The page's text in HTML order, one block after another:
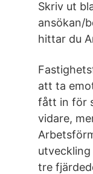
Skriv ut
ansökan/
hittar du
att ta
fått in för
vidare,
tre